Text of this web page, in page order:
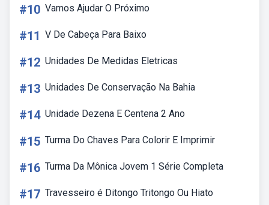
#10 Vamos Ajudar O Próximo
#11 V De Cabeça Para Baixo
#12 Unidades De Medidas Eletricas
#13 Unidades De Conservação Na Bahia
#14 Unidade Dezena E Centena 2 Ano
#15 Turma Do Chaves Para Colorir E Imprimir
#16 Turma Da Mônica Jovem 1 Série Completa
#17 Travesseiro é Ditongo Tritongo Ou Hiato